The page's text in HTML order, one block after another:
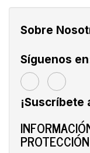
Sobre
Síguenos
¡Suscríbete